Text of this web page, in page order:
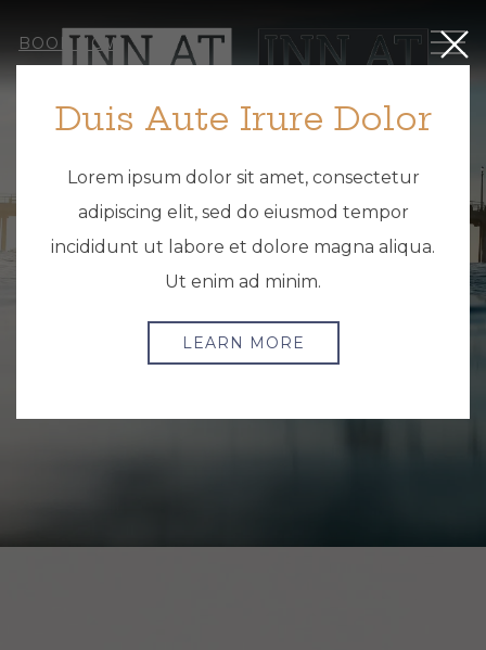
BOOK NOW
Close
Duis Aute Irure Dolor
Lorem ipsum dolor sit amet, consectetur
adipiscing elit, sed do eiusmod tempor
incididunt ut labore et dolore magna aliqua.
Ut enim ad minim.
LEARN MORE